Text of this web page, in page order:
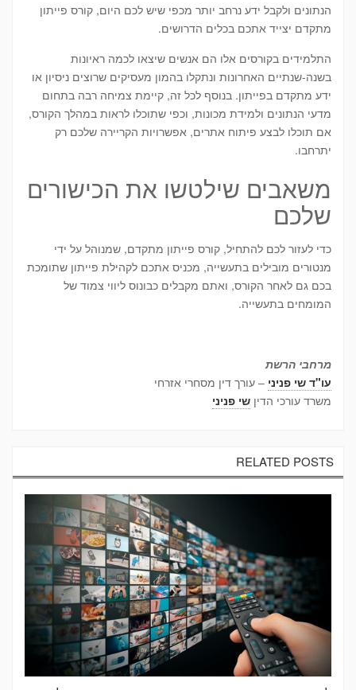
הנתונים ולקבל ידע נרחב יותר מכפי שיש לכם היום, קורס פייתון
מתקדם יצייד אתכם בכלים הדרושים.
התלמידים בקורסים אלו הם אנשים שיצאו לכמה ראיונות
בשנה-שנתיים האחרונות ונתקלו בהמון מעסיקים שרוצים ניסיון או
ידע מתקדם בפייתון. בנוסף לכל זה, קיימת צמיחה רבה בתחום
מדעי הנתונים ולמידת מכונות, וכפי שתוכלו לראות במהלך הקורס,
אם תוכלו לבצע פיתוח אתרים, אפשרויות הקריירה שלכם רק
יתרחבו.
משאבים שילטשו את הכישורים
שלכם
כדי לעזור לכם להתחיל, קורס פייתון מתקדם, שמנוהל על ידי
מנטורים מובילים בתעשייה, מכניס אתכם לקהילת פייתון שתומכת
בכם גם לאחר הקורס, ואתם מקבלים כבונוס ליווי צמוד של
המומחים בתעשייה.
מרחבי הרשת
עו"ד שי פניני – עורך דין מסחרי אזרחי
משרד עורכי הדין שי פניני
RELATED POSTS